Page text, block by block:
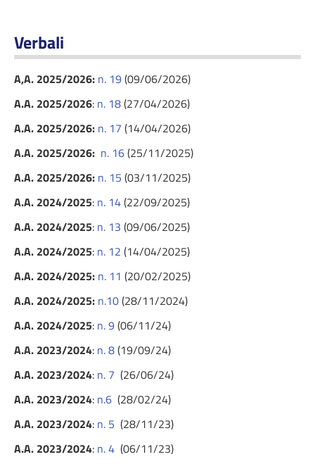
Verbali
A,A. 2025/2026: n. 19(09/06/2026)
A.A. 2025/2026: n. 18(27/04/2026)
A.A. 2025/2026: n. 17 (14/04/2026)
A.A. 2025/2026: n. 16(25/11/2025)
A.A. 2025/2026: n. 15 (03/11/2025)
A.A. 2024/2025: n. 14(22/09/2025)
A.A. 2024/2025: n. 13 (09/06/2025)
A.A. 2024/2025: n. 12 (14/04/2025)
A.A. 2024/2025: n. 11 (20/02/2025)
A.A. 2024/2025: n.10(28/11/2024)
A.A. 2024/2025: n. 9(06/11/24)
A.A. 2023/2024: n. 8(19/09/24)
A.A. 2023/2024: n. 7 (26/06/24)
A.A. 2023/2024: n.6 (28/02/24)
A.A. 2023/2024: n. 5 (28/11/23)
A.A. 2023/2024: n. 4 (06/11/23)